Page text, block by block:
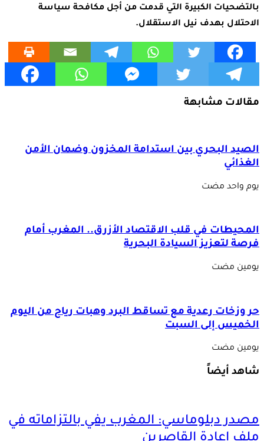
بالتضحيات الكبيرة التي قدمت من أجل مكافحة سياسة
الاحتلال بهدف نيل الاستقلال.
مقالات مشابهة
الصيد البحري بين استدامة المخزون وضمان الأمن
الغذائي
‏يوم واحد مضت
المحيطات في قلب الاقتصاد الأزرق.. المغرب أمام
فرصة لتعزيز السيادة البحرية
‏يومين مضت
حر وزخات رعدية مع تساقط البرد وهبات رياح من اليوم
الخميس إلى السبت
‏يومين مضت
شاهد أيضاً
مصدر دبلوماسي: المغرب يفي بالتزاماته في